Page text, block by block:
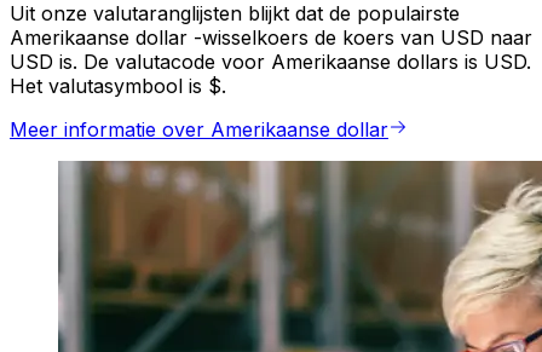
Uit onze valutaranglijsten blijkt dat de populairste
Amerikaanse dollar -wisselkoers de koers van USD naar
USD is. De valutacode voor Amerikaanse dollars is USD.
Het valutasymbool is $.
Meer informatie over Amerikaanse dollar